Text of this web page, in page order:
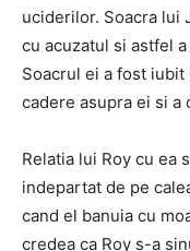
uciderilor. Soacra lui
cu acuzatul si astfel
Soacrul ei a fost
cadere asupra ei si
Relatia lui Roy cu ea
indepartat de pe
cand el banuia cu
credea ca Roy s-a